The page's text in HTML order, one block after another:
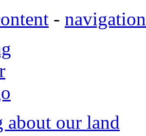
- navigation
about our land